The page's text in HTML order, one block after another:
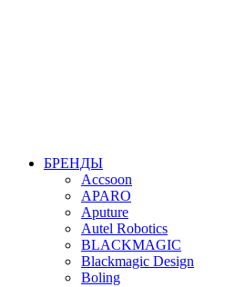
БРЕНДЫ
Accsoon
APARO
Aputure
Autel Robotics
BLACKMAGIC
Blackmagic Design
Boling